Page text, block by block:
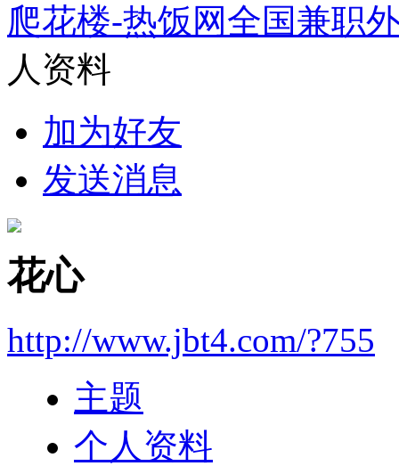
爬花楼-热饭网全国兼职
人资料
加为好友
发送消息
花心
http://www.jbt4.com/?755
主题
个人资料